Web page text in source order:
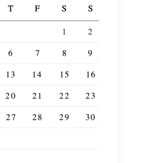
T F S
S
1
2
6 7 8
9
13 14 15
16
20 21 22
23
27 28 29
30